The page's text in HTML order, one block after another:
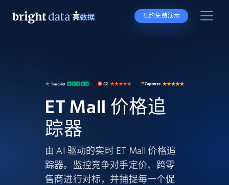
预约免费演示
ET Mall 价格追
踪器
由 AI 驱动的实时 ET Mall 价格追
踪器。监控竞争对手定价、跨零
售商进行对标，并捕捉每一个促